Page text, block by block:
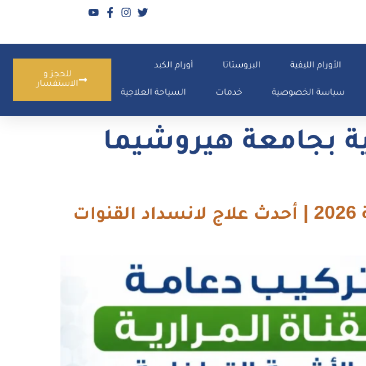
الأورام الليفية البروستاتا أورام الكبد
سياسة الخصوصية خدمات السياحة العلاجية
للحجز و
الاستفسار
بجامعة هيروشيما
تركيب دعامة القناة المرارية بالأشعة التداخلية 2026 | أحدث علاج لانسداد القنوات